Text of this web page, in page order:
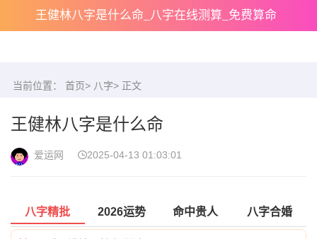
王健林八字是什么命_八字在线测算_免费算命
当前位置： 首页> 八字> 正文
王健林八字是什么命
爱运网 2025-04-13 01:03:01
八字精批 2026运势 命中贵人 八字合婚